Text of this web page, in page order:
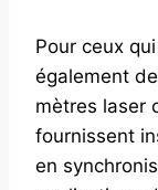
Pour ceux
également
mètres laser
fournissent
en